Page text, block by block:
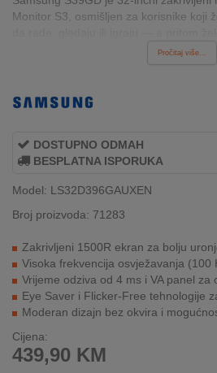
NOVO
PONUDI
KUPOVINA
NA
RATE
REKLAMACIJA
SERVIS
Monitor S3, osmišljen za korisnike koji
Pročitaj više...
DOSTUPNO ODMAH
BESPLATNA ISPORUKA
Model: LS32D396GAUXEN
Broj proizvoda: 71283
Zakrivljeni 1500R ekran za bolju
Visoka frekvencija osvježavanja (100
Vrijeme odziva od 4 ms i VA panel za
Eye Saver i Flicker-Free tehnologije
Moderan dizajn bez okvira i
Cijena:
439,90 KM